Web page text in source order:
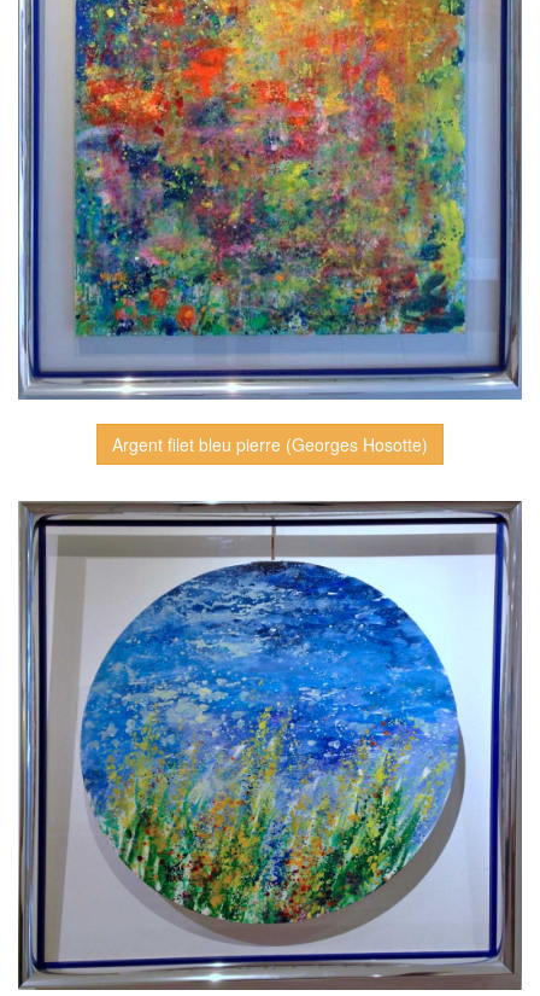
Argent filet bleu pierre (Georges Hosotte)